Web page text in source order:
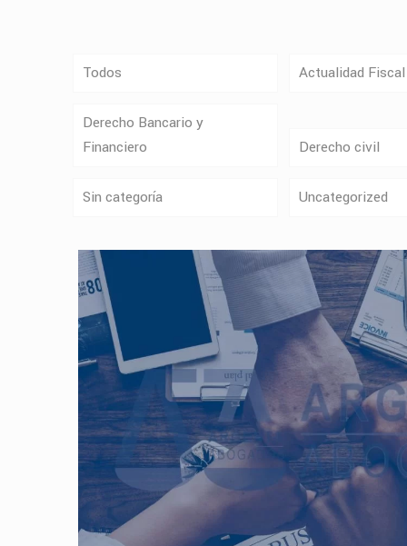
Todos Actualidad Fiscal
Derecho Bancario y
Financiero
Derecho civil
Sin categoría Uncategorized